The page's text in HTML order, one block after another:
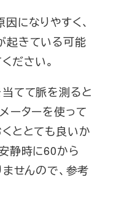
になりやすく、
起きている可能
ださい。
てて脈を測ると
ーターを使って
ととても良いか
静時に60から
せんので、参考